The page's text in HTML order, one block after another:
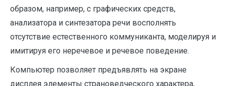
образом, например, с графических средств,
анализатора и синтезатора речи восполнять
отсутствие естественного коммуниканта, моделируя и
имитируя его неречевое и речевое поведение.
Компьютер позволяет предъявлять на экране
дисплея элементы страноведческого характера,